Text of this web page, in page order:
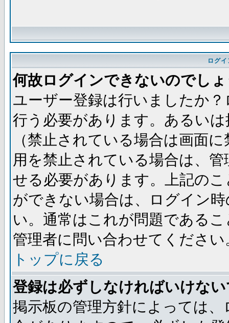
ログ
何故ログインできないのでし
ユーザー登録は行いましたか
行う必要があります。あるい
（禁止されている場合は画面
用を禁止されている場合は、
せる必要があります。上記の
ができない場合は、ログイン
い。通常はこれが問題である
管理者に問い合わせてください
トップに戻る
登録は必ずしなければいけな
掲示板の管理方針によっては